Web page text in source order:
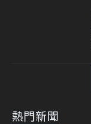
熱門新聞